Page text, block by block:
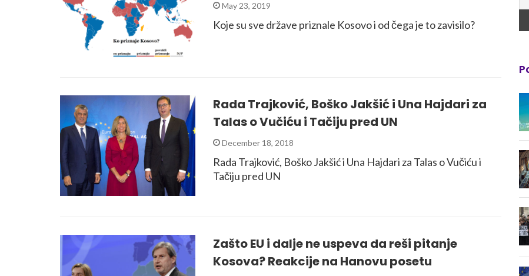
May 23, 2019
Koje su sve države priznale Kosovo i od čega je to zavisilo?
Rada Trajković, Boško Jakšić i Una Hajdari za
Talas o Vučiću i Tačiju pred UN
December 18, 2018
Rada Trajković, Boško Jakšić i Una Hajdari za Talas o Vučiću i
Tačiju pred UN
Zašto EU i dalje ne uspeva da reši pitanje
Kosova? Reakcije na Hanovu posetu